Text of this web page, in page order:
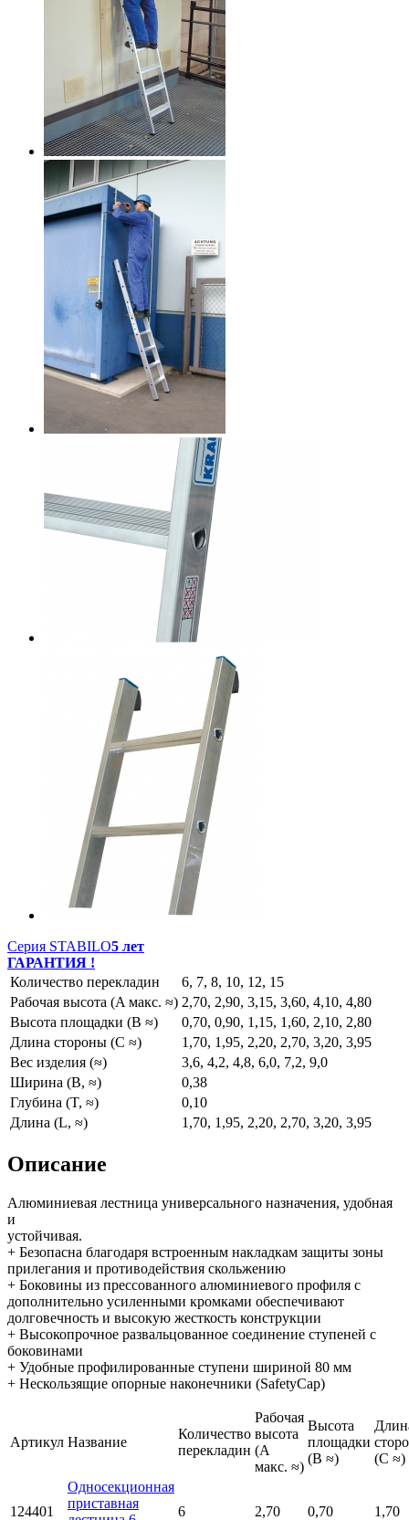
Серия STABILO5 лет
ГАРАНТИЯ !
Количество перекладин
6, 7, 8, 10, 12, 15
Рабочая высота (A макс. ≈) 2,70, 2,90, 3,15, 3,60, 4,10, 4,80
Высота площадки (B ≈)
0,70, 0,90, 1,15, 1,60, 2,10, 2,80
Длина стороны (C ≈)
1,70, 1,95, 2,20, 2,70, 3,20, 3,95
Вес изделия (≈)
3,6, 4,2, 4,8, 6,0, 7,2, 9,0
Ширина (B, ≈)
0,38
Глубина (T, ≈)
0,10
Длина (L, ≈)
1,70, 1,95, 2,20, 2,70, 3,20, 3,95
Описание
Алюминиевая лестница универсального назначения, удобная
и
устойчивая.
+ Безопасна благодаря встроенным накладкам защиты зоны
прилегания и противодействия скольжению
+ Боковины из прессованного алюминиевого профиля с
дополнительно усиленными кромками обеспечивают
долговечность и высокую жесткость конструкции
+ Высокопрочное развальцованное соединение ступеней с
боковинами
+ Удобные профилированные ступени шириной 80 мм
+ Нескользящие опорные наконечники (SafetyCap)
Артикул Название
Количество
перекладин
Рабочая
высота
(A
макс. ≈)
Высота
площадки
(B ≈)
(C ≈)
124401
Односекционная
приставная
6 2,70 0,70 1,70